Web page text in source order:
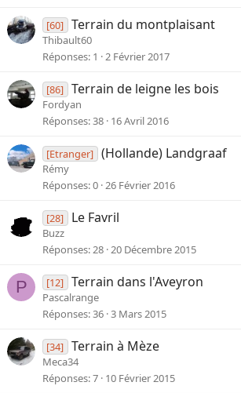
[60] Terrain du montplaisant
Thibault60
Réponses 1 2 Février 2017
[86] Terrain de leigne les bois
Fordyan
Réponses 38 16 Avril 2016
[Etranger] (Hollande) Landgraaf
Rémy
Réponses 0 26 Février 2016
[28] Le Favril
Buzz
Réponses 28 20 Décembre 2015
P [12] Terrain dans l'Aveyron
Pascalrange
Réponses 36 3 Mars 2015
[34] Terrain à Mèze
Meca34
Réponses 7 10 Février 2015